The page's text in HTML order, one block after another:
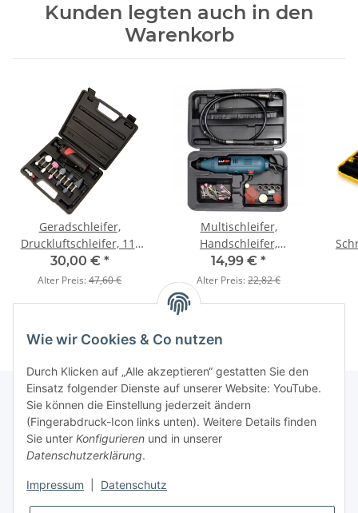
Kunden legten auch in den
Warenkorb
Geradschleifer,
Druckluftschleifer, 11-
teilig mit
Schleifaufsätzen, 6–
30,00 € *
Alter Preis:47,60 €
Multischleifer,
Handschleifer,
universale
Mehrzweckschleifmaschine
14,99 € *
Alter Preis:22,82 €
Kundenservice
Wie wir Cookies & Co nutzen
Durch Klicken auf „Alle akzeptieren“ gestatten Sie den
Einsatz folgender Dienste auf unserer Website: YouTube.
Sie können die Einstellung jederzeit ändern
(Fingerabdruck-Icon links unten). Weitere Details finden
Sie unter Konfigurieren und in unserer
Datenschutzerklärung.
Impressum Datenschutz